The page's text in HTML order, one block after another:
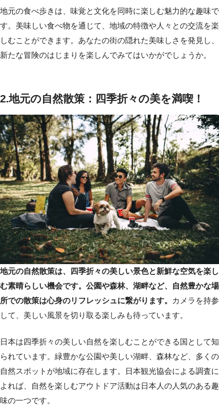
地元の食べ歩きは、味覚と文化を同時に楽しむ魅力的な趣味で
す。美味しい食べ物を通じて、地域の特徴や人々との交流を楽
しむことができます。あなたの街の隠れた美味しさを発見し、
新たな冒険のはじまりを楽しんでみてはいかがでしょうか。
2.地元の自然散策：四季折々の美を満喫！
地元の自然散策は、四季折々の美しい景色と新鮮な空気を楽し
む素晴らしい機会です。公園や森林、湖畔など、自然豊かな場
所での散策は心身のリフレッシュに繋がります。
カメラを持参
して、美しい風景を切り取る楽しみも待っています。
日本は四季折々の美しい自然を楽しむことができる国として知
られています。緑豊かな公園や美しい湖畔、森林など、多くの
自然スポットが地域に存在します。日本観光協会による調査に
よれば、自然を楽しむアウトドア活動は日本人の人気のある趣
味の一つです。